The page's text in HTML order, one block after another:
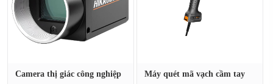
Camera thị giác công nghiệp
Máy quét mã vạch cầm tay